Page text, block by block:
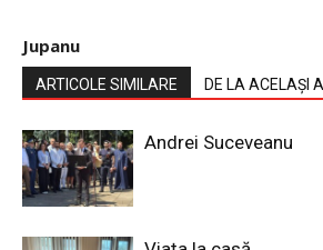
Jupanu
ARTICOLE SIMILARE DE LA ACELAȘI
Andrei Suceveanu